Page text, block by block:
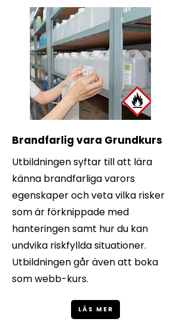
Brandfarlig vara Grundkurs
Utbildningen syftar till att lära
känna brandfarliga varors
egenskaper och veta vilka risker
som är förknippade med
hanteringen samt hur du kan
undvika riskfyllda situationer.
Utbildningen går även att boka
som webb-kurs.
LÄS MER